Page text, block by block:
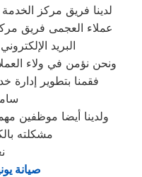
لدينا فريق مركز
عملاء العجمى فريق
البريد
ونحن نؤمن في ولاء
فقمنا بتطوير إدارة
ولدينا أيضا موظفين
مشكلته
صيانة